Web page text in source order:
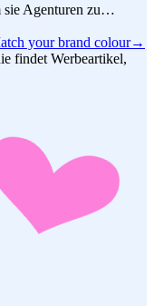
sie Agenturen zu…
your brand colour→
findet Werbeartikel,